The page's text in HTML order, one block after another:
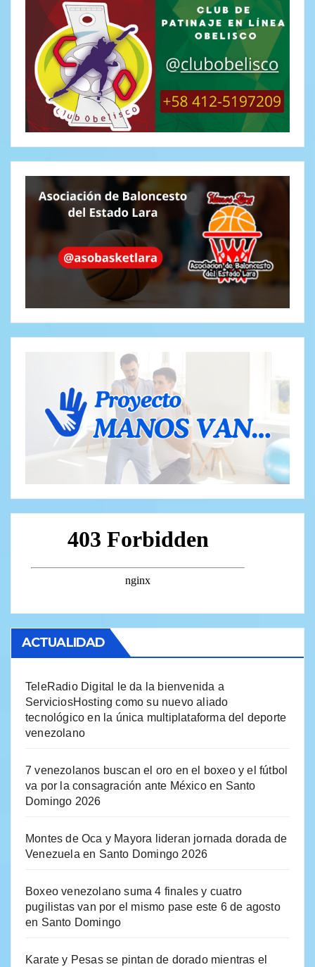
ACTUALIDAD
TeleRadio Digital le da la bienvenida a
ServiciosHosting como su nuevo aliado
tecnológico en la única multiplataforma del deporte
venezolano
7 venezolanos buscan el oro en el boxeo y el fútbol
va por la consagración ante México en Santo
Domingo 2026
Montes de Oca y Mayora lideran jornada dorada de
Venezuela en Santo Domingo 2026
Boxeo venezolano suma 4 finales y cuatro
pugilistas van por el mismo pase este 6 de agosto
en Santo Domingo
Karate y Pesas se pintan de dorado mientras el